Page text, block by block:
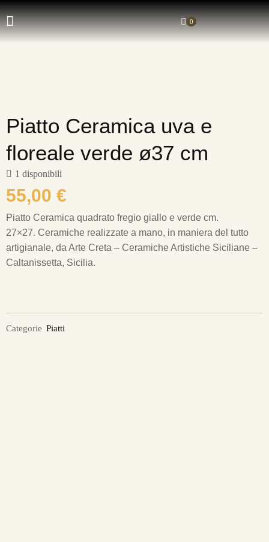
0
Piatto Ceramica uva e
floreale verde ø37 cm
1 disponibili
55,00 €
Piatto Ceramica quadrato fregio giallo e verde cm.
27×27. Ceramiche realizzate a mano, in maniera del tutto
artigianale, da Arte Creta – Ceramiche Artistiche Siciliane –
Caltanissetta, Sicilia.
Categorie Piatti